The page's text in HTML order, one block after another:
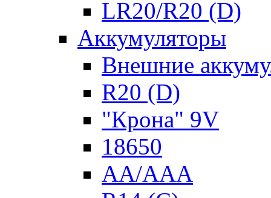
LR20/R20 (D)
Аккумуляторы
Внешние
R20 (D)
"Крона" 9V
18650
AA/AAA